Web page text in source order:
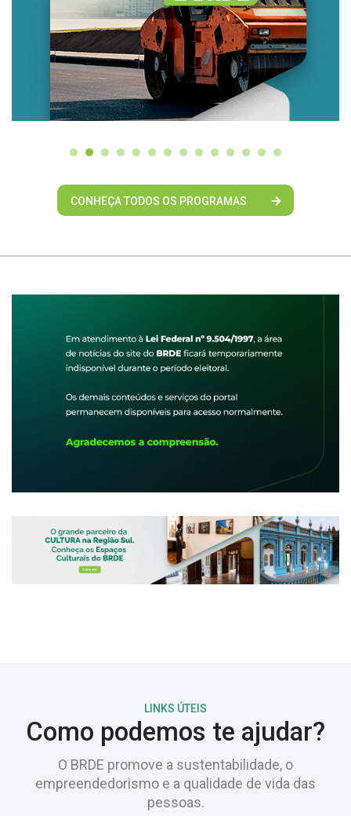
CONHEÇA TODOS OS PROGRAMAS
LINKS ÚTEIS
Como podemos te ajudar?
O BRDE promove a sustentabilidade, o
empreendedorismo e a qualidade de vida das
pessoas.